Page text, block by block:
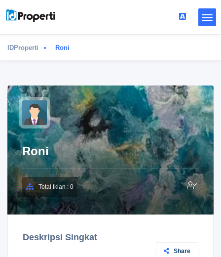
IDProperti Roni
Roni
Total Iklan : 0
Deskripsi Singkat
Share